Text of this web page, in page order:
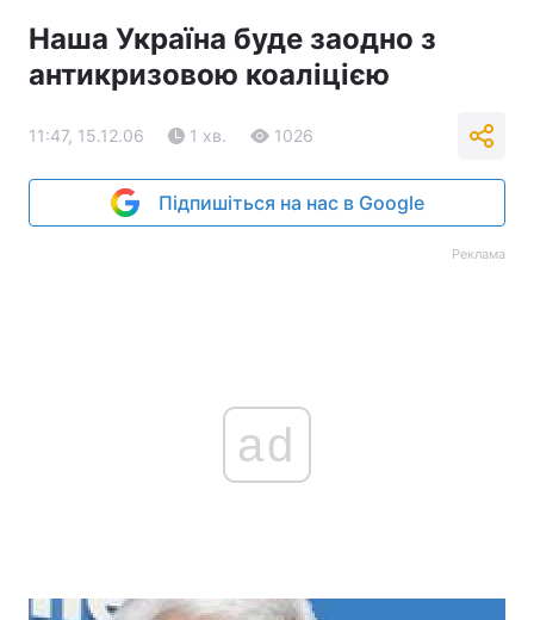
Наша Україна буде заодно з
антикризовою коаліцією
11:47, 15.12.06 1 хв. 1026
Підпишіться на нас в Google
Реклама
ad